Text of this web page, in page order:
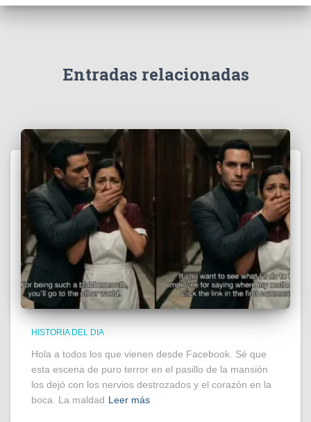
Entradas relacionadas
HISTORIA DEL DIA
Hola a todos los que vienen desde Facebook. Sé que
esta escena de puro terror en el pasillo de la mansión
los dejó con los nervios destrozados y el corazón en la
boca. La maldad Leer más